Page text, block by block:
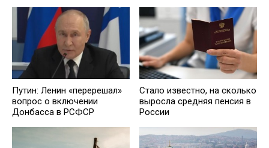
Путин: Ленин «перерешал»
вопрос о включении
Донбасса в РСФСР
Стало известно, на сколько
выросла средняя пенсия в
России